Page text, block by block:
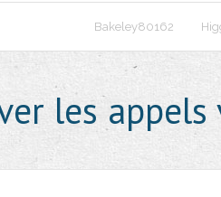
Bakeley80162
les